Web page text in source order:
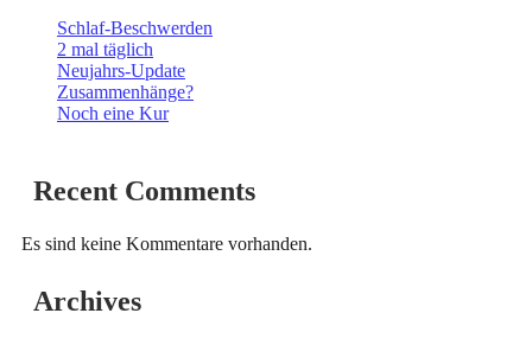
Schlaf-Beschwerden
2 mal täglich
Neujahrs-Update
Zusammenhänge?
Noch eine Kur
Recent Comments
Es sind keine Kommentare vorhanden.
Archives